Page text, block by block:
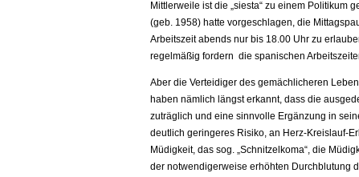
Mittlerweile ist die „siesta“ zu einem Politikum
(geb. 1958) hatte vorgeschlagen, die
Arbeitszeit abends nur bis 18.00 Uhr zu
regelmäßig fordern die spanischen
Aber die Verteidiger des gemächlicheren
haben nämlich längst erkannt, dass die
zuträglich und eine sinnvolle Ergänzung in
deutlich geringeres Risiko, an Herz-Kreislauf-
Müdigkeit, das sog. „Schnitzelkoma“, die
der notwendigerweise erhöhten Durchblutung